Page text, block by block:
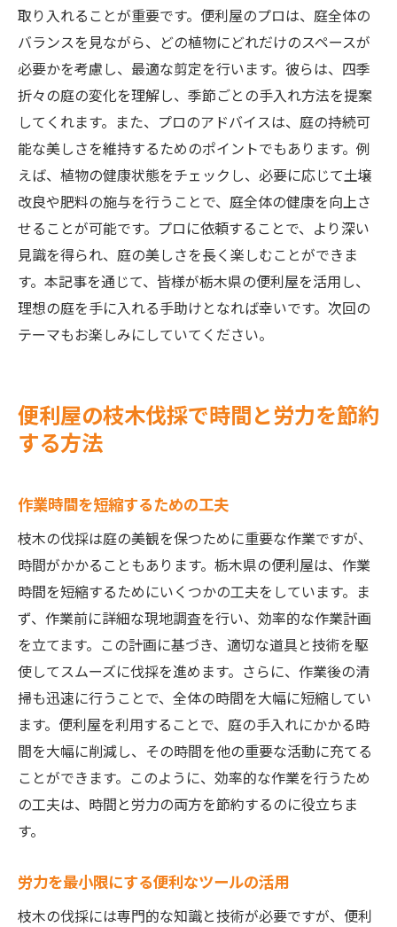
取り入れることが重要です。便利屋のプロは、庭全体の
バランスを見ながら、どの植物にどれだけのスペースが
必要かを考慮し、最適な剪定を行います。彼らは、四季
折々の庭の変化を理解し、季節ごとの手入れ方法を提案
してくれます。また、プロのアドバイスは、庭の持続可
能な美しさを維持するためのポイントでもあります。例
えば、植物の健康状態をチェックし、必要に応じて土壌
改良や肥料の施与を行うことで、庭全体の健康を向上さ
せることが可能です。プロに依頼することで、より深い
見識を得られ、庭の美しさを長く楽しむことができま
す。本記事を通じて、皆様が栃木県の便利屋を活用し、
理想の庭を手に入れる手助けとなれば幸いです。次回の
テーマもお楽しみにしていてください。
便利屋の枝木伐採で時間と労力を節約
する方法
作業時間を短縮するための工夫
枝木の伐採は庭の美観を保つために重要な作業ですが、
時間がかかることもあります。栃木県の便利屋は、作業
時間を短縮するためにいくつかの工夫をしています。ま
ず、作業前に詳細な現地調査を行い、効率的な作業計画
を立てます。この計画に基づき、適切な道具と技術を駆
使してスムーズに伐採を進めます。さらに、作業後の清
掃も迅速に行うことで、全体の時間を大幅に短縮してい
ます。便利屋を利用することで、庭の手入れにかかる時
間を大幅に削減し、その時間を他の重要な活動に充てる
ことができます。このように、効率的な作業を行うため
の工夫は、時間と労力の両方を節約するのに役立ちま
す。
労力を最小限にする便利なツールの活用
枝木の伐採には専門的な知識と技術が必要ですが、便利